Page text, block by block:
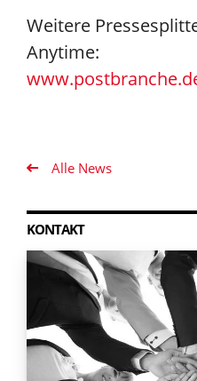
Weitere
Anytime:
Alle News
KONTAKT